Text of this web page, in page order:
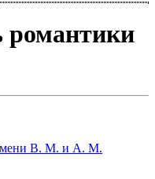
романтики
В. М. и А. М.